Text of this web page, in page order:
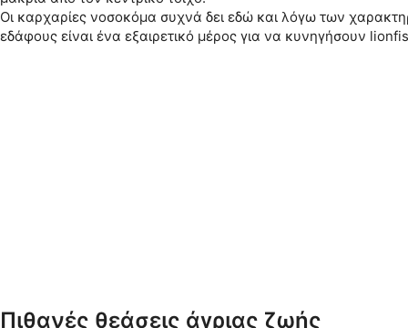
Οι καρχαρίες νοσοκόμα συχνά δει εδώ και λόγω των
εδάφους είναι ένα εξαιρετικό μέρος για να κυνηγήσουν
Πιθανές θεάσεις άγριας ζωής